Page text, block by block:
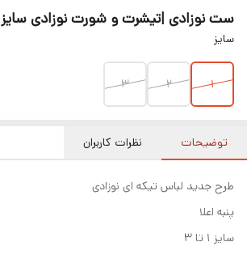
ست نوزادی |تیشرت و شورت نوزادی سایز ۱ تا ۳
سایز
۱ ۲ ۳
توضیحات نظرات کاربران
طرح جدید لباس تیکه ای نوزادی
پنبه اعلا
سایز ۱ تا ۳